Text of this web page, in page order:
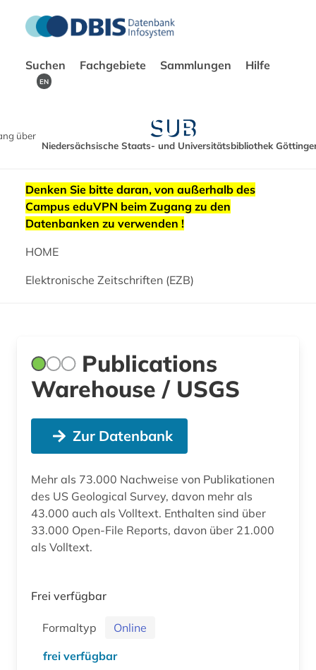
Suchen Fachgebiete Sammlungen Hilfe
EN
über
Niedersächsische Staats- und Universitätsbibliothek
Denken Sie bitte daran, von außerhalb des
Campus eduVPN beim Zugang zu den
Datenbanken zu verwenden !
HOME
Elektronische Zeitschriften (EZB)
Publications
Warehouse / USGS
Zur Datenbank
Mehr als 73.000 Nachweise von Publikationen
des US Geological Survey, davon mehr als
43.000 auch als Volltext. Enthalten sind über
33.000 Open-File Reports, davon über 21.000
als Volltext.
Frei verfügbar
Formaltyp
Online
frei verfügbar